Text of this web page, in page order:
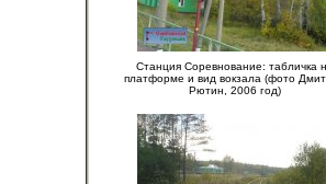
Станция Соревнование: табличка
платформе и вид вокзала (фото
Рютин, 2006 год)